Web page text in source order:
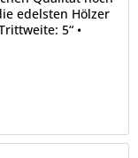
edelsten Hölzer
5“ •